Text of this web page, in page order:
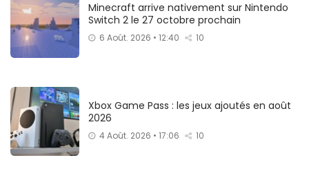
Minecraft arrive nativement sur Nintendo
Switch 2 le 27 octobre prochain
6 Août. 2026 • 12:40 10
Xbox Game Pass : les jeux ajoutés en août
2026
4 Août. 2026 • 17:06 10